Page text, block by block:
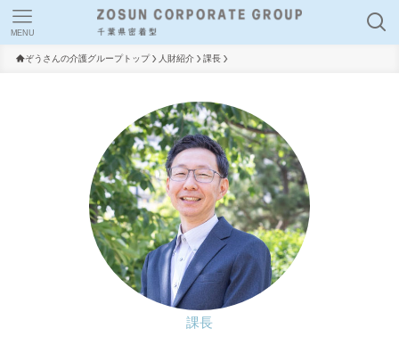
MENU
ぞうさんの介護グループトップ 人財紹介 課長
課長